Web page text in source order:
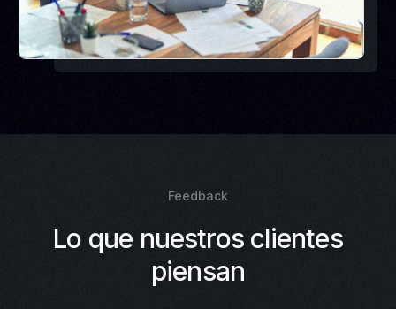
Feedback
Lo que nuestros clientes
piensan